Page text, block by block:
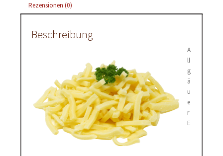
Rezensionen (0)
Beschreibung
A
ll
g
ä
u
e
r
E